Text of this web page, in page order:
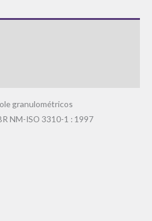
granulométricos
NM-ISO 3310-1 : 1997